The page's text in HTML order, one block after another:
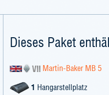
Dieses Paket
Martin-Baker MB 5
1 Hangarstellplatz